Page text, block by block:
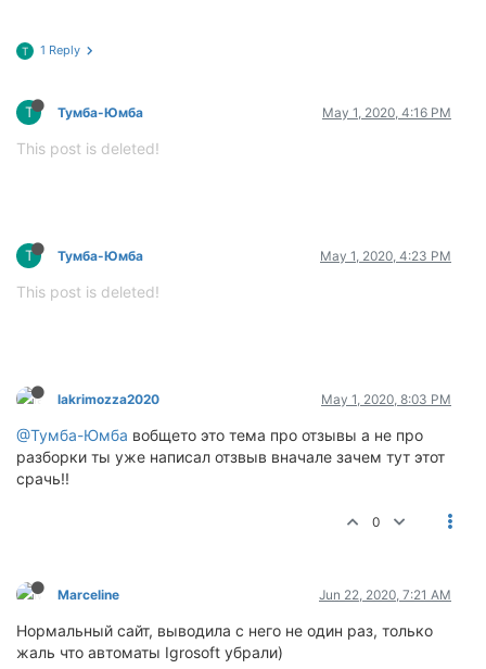
Т 1 Reply
Т Тумба-Юмба May 1, 2020, 4:16 PM
This post is deleted!
Т Тумба-Юмба May 1, 2020, 4:23 PM
This post is deleted!
lakrimozza2020 May 1, 2020, 8:03 PM
@Тумба-Юмба вобщето это тема про отзывы а не про
разборки ты уже написал отзвыв вначале зачем тут этот
срачь!!
0
Marceline Jun 22, 2020, 7:21 AM
Нормальный сайт, выводила с него не один раз, только
жаль что автоматы Igrosoft убрали)